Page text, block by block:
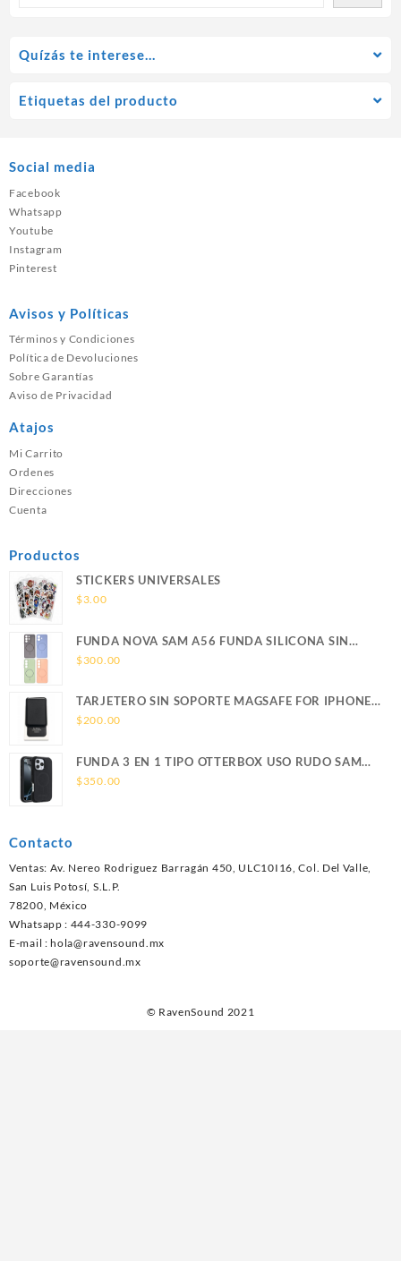
Quízás te interese…
Etiquetas del producto
Social media
Facebook
Whatsapp
Youtube
Instagram
Pinterest
Avisos y Políticas
Términos y Condiciones
Política de Devoluciones
Sobre Garantías
Aviso de Privacidad
Atajos
Mi Carrito
Ordenes
Direcciones
Cuenta
Productos
STICKERS UNIVERSALES
$3.00
FUNDA NOVA SAM A56 FUNDA SILICONA SIN
SOPORTE MAGNETICO SAMSUNG
$300.00
TARJETERO SIN SOPORTE MAGSAFE FOR IPHONE
LEATHER WALLET MAGSAFE
$200.00
FUNDA 3 EN 1 TIPO OTTERBOX USO RUDO SAM
S26 ULTRA SAMSUNG S26 ULTRA
$350.00
Contacto
Ventas: Av. Nereo Rodriguez Barragán 450, ULC10I16, Col. Del Valle,
San Luis Potosí, S.L.P.
78200, México
Whatsapp : 444-330-9099
E-mail :hola@ravensound.mx
soporte@ravensound.mx
© RavenSound 2021